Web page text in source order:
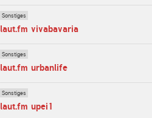
Sonstiges
laut.fm vivabavaria
Sonstiges
laut.fm urbanlife
Sonstiges
laut.fm upei1